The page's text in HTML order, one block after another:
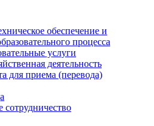
обеспечение и
процесса
услуги
деятельность
для приема (перевода)